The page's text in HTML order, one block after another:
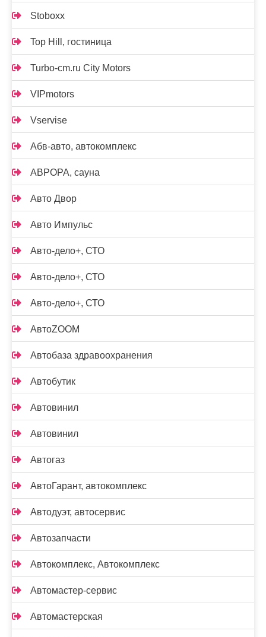
Stoboxx
Top Hill, гостиница
Turbo-cm.ru City Motors
VIPmotors
Vservise
Абв-авто, автокомплекс
АВРОРА, сауна
Авто Двор
Авто Импульс
Авто-дело+, СТО
Авто-дело+, СТО
Авто-дело+, СТО
АвтоZOOM
Автобаза здравоохранения
Автобутик
Автовинил
Автовинил
Автогаз
АвтоГарант, автокомплекс
Автодуэт, автосервис
Автозапчасти
Автокомплекс, Автокомплекс
Автомастер-сервис
Автомастерская